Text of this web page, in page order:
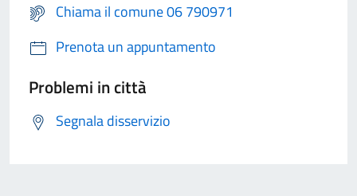
Chiama il comune 06 790971
Prenota un appuntamento
Problemi in città
Segnala disservizio